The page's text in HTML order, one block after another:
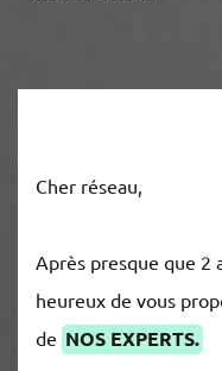
Cher réseau,
Après presque que 2
heureux de vous
de NOS EXPERTS.